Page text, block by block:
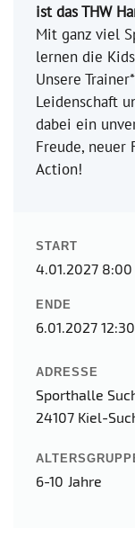
ist das THW
Mit ganz viel
lernen die
Unsere
Leidenschaft
dabei ein
Freude, neuer
Action!
START
4.01.2027 8:00
ENDE
6.01.2027 12:30
ADRESSE
Sporthalle
24107 Kiel-
6-10 Jahre